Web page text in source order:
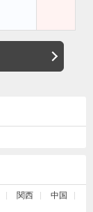
関西 中国